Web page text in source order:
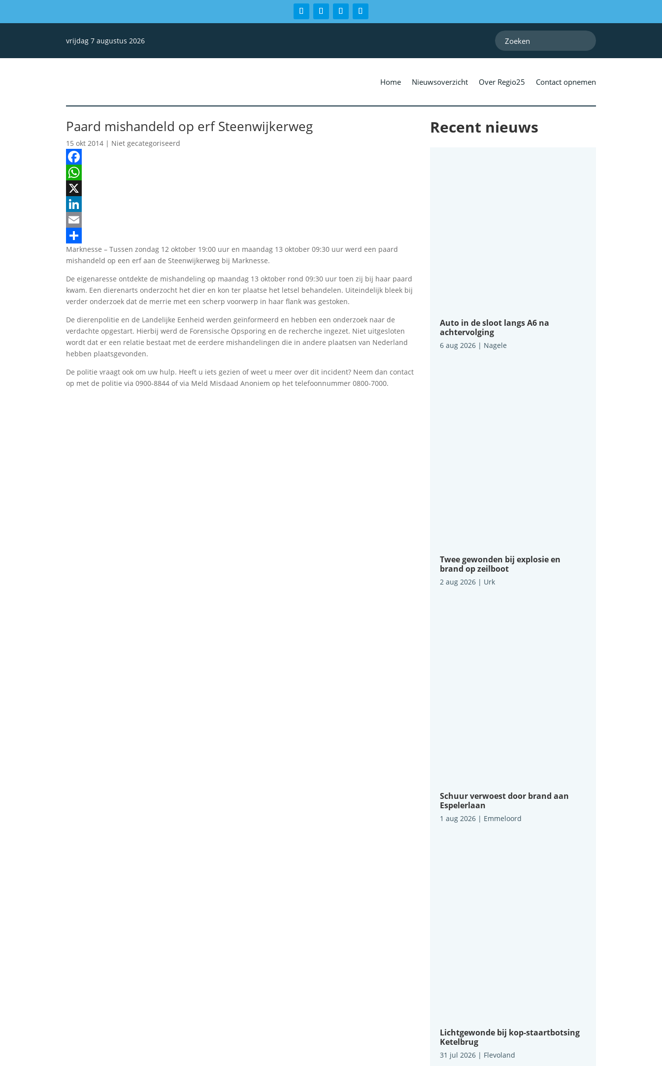
vrijdag 7 augustus 2026
Home Nieuwsoverzicht Over Regio25 Contact opnemen
Paard mishandeld op erf Steenwijkerweg
15 okt 2014 | Niet gecategoriseerd
Facebook
WhatsApp
X
LinkedIn
Email
Delen
Marknesse – Tussen zondag 12 oktober 19:00 uur en maandag 13 oktober 09:30 uur werd een paard
mishandeld op een erf aan de Steenwijkerweg bij Marknesse.
De eigenaresse ontdekte de mishandeling op maandag 13 oktober rond 09:30 uur toen zij bij haar paard
kwam. Een dierenarts onderzocht het dier en kon ter plaatse het letsel behandelen. Uiteindelijk bleek bij
verder onderzoek dat de merrie met een scherp voorwerp in haar flank was gestoken.
De dierenpolitie en de Landelijke Eenheid werden geïnformeerd en hebben een onderzoek naar de
verdachte opgestart. Hierbij werd de Forensische Opsporing en de recherche ingezet. Niet uitgesloten
wordt dat er een relatie bestaat met de eerdere mishandelingen die in andere plaatsen van Nederland
hebben plaatsgevonden.
De politie vraagt ook om uw hulp. Heeft u iets gezien of weet u meer over dit incident? Neem dan contact
op met de politie via 0900-8844 of via Meld Misdaad Anoniem op het telefoonnummer 0800-7000.
Recent nieuws
Auto in de sloot langs A6 na
achtervolging
6 aug 2026| Nagele
Twee gewonden bij explosie en
brand op zeilboot
2 aug 2026| Urk
Schuur verwoest door brand aan
Espelerlaan
1 aug 2026| Emmeloord
Lichtgewonde bij kop-staartbotsing
Ketelbrug
31 jul 2026| Flevoland